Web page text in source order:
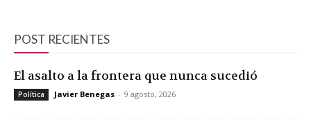
POST RECIENTES
El asalto a la frontera que nunca sucedió
Política Javier Benegas - 9 agosto, 2026